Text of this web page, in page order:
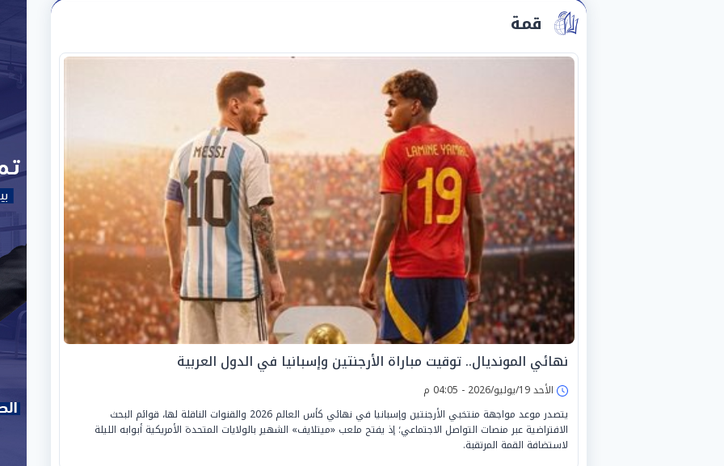
قمة
نهائي المونديال.. توقيت مباراة الأرجنتين وإسبانيا في الدول العربية
الأحد 19/يوليو/2026 - 04:05 م
يتصدر موعد مواجهة منتخبي الأرجنتين وإسبانيا في نهائي كأس العالم 2026 والقنوات الناقلة لها، قوائم البحث
الافتراضية عبر منصات التواصل الاجتماعي؛ إذ يفتح ملعب «ميتلايف» الشهير بالولايات المتحدة الأمريكية أبوابه الليلة
لاستضافة القمة المرتقبة.